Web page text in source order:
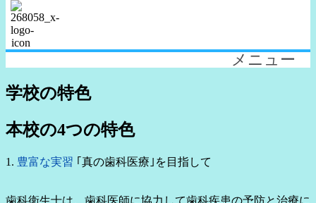
メニュー
学校の特色
本校の4つの特色
1. 豊富な実習 ｢真の歯科医療｣を目指して
歯科衛生士は、歯科医師に協力して歯科疾患の予防と治療に